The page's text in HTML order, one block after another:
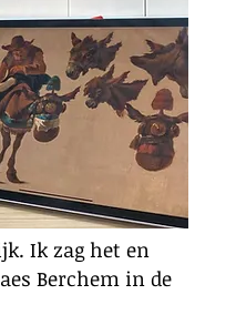
Ik zag het en
Berchem in de